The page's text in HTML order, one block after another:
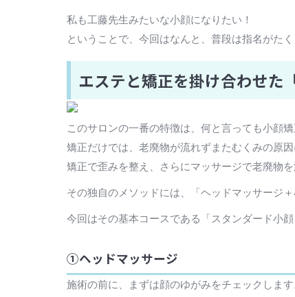
私も工藤先生みたいな小顔になりたい！
ということで、今回はなんと、普段は指名がた
エステと矯正を掛け合わせた
このサロンの一番の特徴は、何と言っても小顔
矯正だけでは、老廃物が流れずまたむくみの原因
矯正で歪みを整え、さらにマッサージで老廃物
その独自のメソッドには、「ヘッドマッサージ
今回はその基本コースである「スタンダード小
①ヘッドマッサージ
施術の前に、まずは顔のゆがみをチェックします